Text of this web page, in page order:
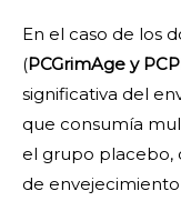
En el caso de los
(PCGrimAge y
significativa del
que consumía
el grupo placebo,
de